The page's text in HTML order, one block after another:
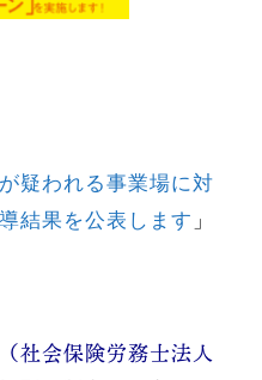
疑われる事業場に対
結果を公表します 」
社会保険労務士法人